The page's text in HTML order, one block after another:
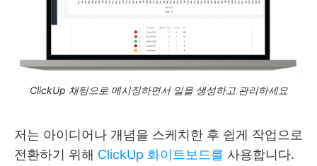
ClickUp 채팅으로 메시징하면서 일을 생성하고 관리하세요
저는 아이디어나 개념을 스케치한 후 쉽게 작업으로
전환하기 위해 ClickUp 화이트보드를 사용합니다.